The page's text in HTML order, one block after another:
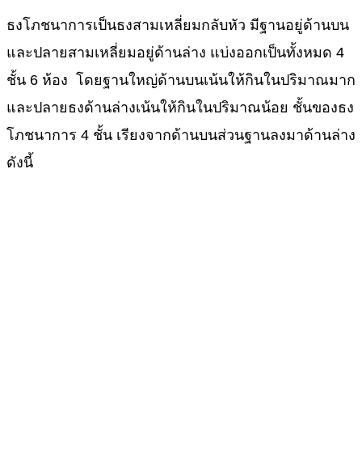
ธงโภชนาการเป็นธงสามเหลี่ยมกลับหัว มีฐานอยู่ด้านบน
และปลายสามเหลี่ยมอยู่ด้านล่าง แบ่งออกเป็นทั้งหมด 4
ชั้น 6 ห้อง โดยฐานใหญ่ด้านบนเน้นให้กินในปริมาณมาก
และปลายธงด้านล่างเน้นให้กินในปริมาณน้อย ชั้นของธง
โภชนาการ 4 ชั้น เรียงจากด้านบนส่วนฐานลงมาด้านล่าง
ดังนี้